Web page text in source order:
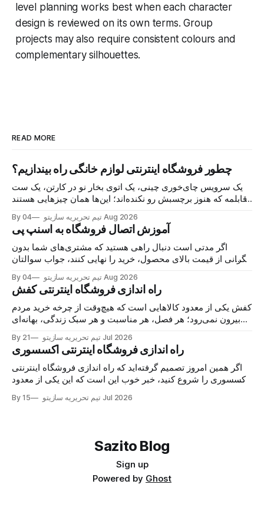
level planning works best when each character
design is reviewed on its own terms. Group
projects may also require consistent colours and
complementary silhouettes.
READ MORE
چطور فروشگاه اینترنتی لوازم خانگی راه بیندازیم؟
یک سرویس چای‌خوری چینی، یک اتوی بخار نو در کارتن، یک ست
قابلمه که هنوز برچسبش رو نکنده‌اند؛ این‌ها همان چیزهایی هستند
می‌شوند و خریدار پیدا می‌کنند. اما نکته اصلی این نیست
By تیم تحریریه سازیتو 04 Aug 2026
آموزش اتصال فروشگاه به اسنپ پی
اگر مدتی است دنبال راهی هستید که مشتری‌های شما بدون
نگرانی از قیمت بالای محصول، خرید را نهایی کنند، جواب سوالتان
کالا را می‌خرد، هزینه را در چند قسط پرداخت می‌کند و شما همان
لحظه پول
By تیم تحریریه سازیتو 04 Aug 2026
راه اندازی فروشگاه اینترنتی کفش
کفش یکی از معدود کالاهایی است که هیچ‌وقت از چرخه خرید مردم
بیرون نمی‌رود؛ هر فصل، هر مناسبت و هر سبک زندگی، بهانه‌ای
تازه می‌خواهید وارد این بازار شوید، خبر خوب این است
By تیم تحریریه سازیتو 21 Jul 2026
راه اندازی فروشگاه اینترنتی اکسسوری
اگر همین امروز تصمیم گرفته‌اید که راه اندازی فروشگاه اینترنتی
اکسسوری را شروع کنید، خبر خوب این است که این یکی از معدود
درآمدش واقعاً باز است. اکسسوری جزو آن دسته محصولاتی‌ست
By تیم تحریریه سازیتو 15 Jul 2026
Sazito Blog
Sign up
Powered by Ghost